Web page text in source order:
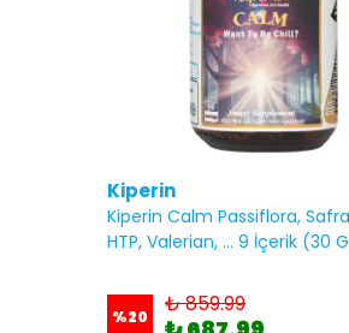
Kiperin
Kiperin Calm Passiflora,
HTP, Valerian, ... 9 İçerik (30
%20 ₺ 859.99